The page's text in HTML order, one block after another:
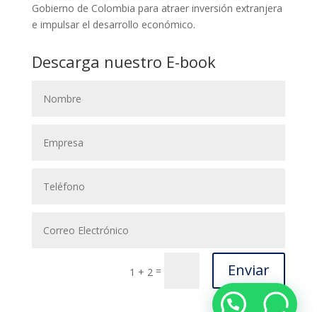
Gobierno de Colombia para atraer inversión extranjera
e impulsar el desarrollo económico.
Descarga nuestro E-book
1 + 2 = Enviar